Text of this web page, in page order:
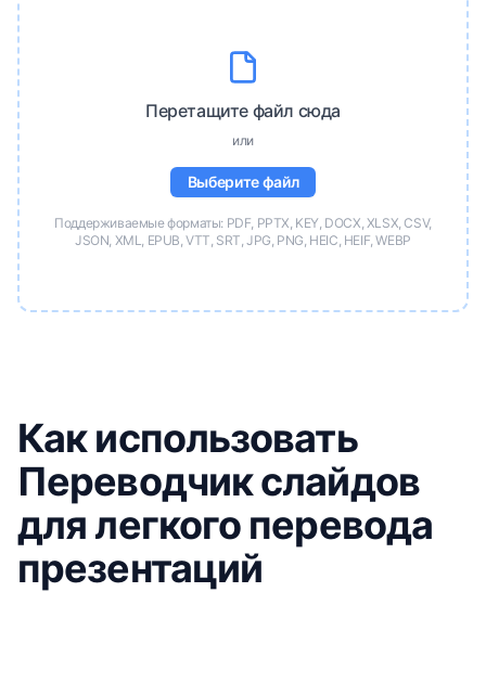
Перетащите файл сюда
или
Выберите файл
Поддерживаемые форматы: PDF, PPTX, KEY, DOCX, XLSX, CSV,
JSON, XML, EPUB, VTT, SRT, JPG, PNG, HEIC, HEIF, WEBP
Как использовать
Переводчик слайдов
для легкого перевода
презентаций